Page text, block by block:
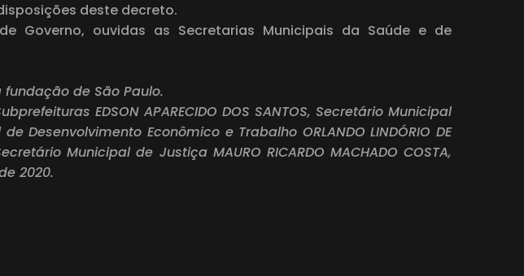
deste decreto.
Governo, ouvidas as Secretarias Municipais da Saúde e de
fundação de São Paulo.
EDSON APARECIDO DOS SANTOS, Secretário Municipal
de Desenvolvimento Econômico e Trabalho ORLANDO LINDÓRIO DE
Municipal de Justiça MAURO RICARDO MACHADO COSTA,
2020.